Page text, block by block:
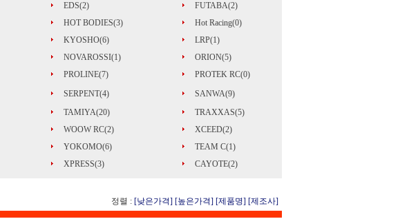
EDS(2)
FUTABA(2)
HOT BODIES(3)
Hot Racing(0)
KYOSHO(6)
LRP(1)
NOVAROSSI(1)
ORION(5)
PROLINE(7)
PROTEK RC(0)
SERPENT(4)
SANWA(9)
TAMIYA(20)
TRAXXAS(5)
WOOW RC(2)
XCEED(2)
YOKOMO(6)
TEAM C(1)
XPRESS(3) CAYOTE(2)
정렬 : [낮은가격] [높은가격] [제품명] [제조사]